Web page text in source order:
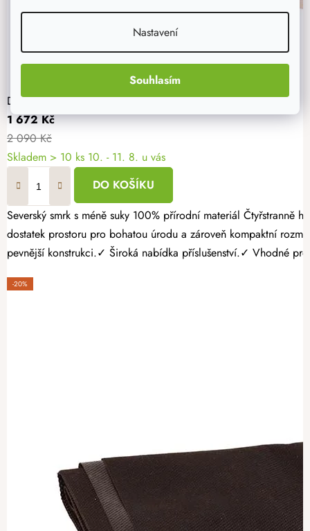
Nastavení
Souhlasím
Dřevěný vyvýšený záhon 120 x 60 x 60 cm
1 672 Kč
2 090 Kč
Skladem > 10 ks 10. - 11. 8. u vás
DO KOŠÍKU
Severský smrk s méně suky 100% přírodní materiál Čtyřstranně hoblovaný masiv Pěstujte vlastní zeleninu, bylinky nebo jahody jednoduše a s radostí. Dřevěný vyvýšený záhon 120 × 60 × 60 cm nabízí
dostatek prostoru pro bohatou úrodu a zároveň kompaktní
pevnější konstrukci.✓ Široká nabídka příslušenství.✓ Vhodné
-20%